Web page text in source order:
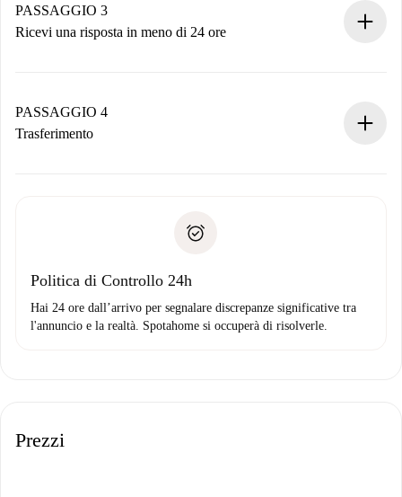
non accetta.
PASSAGGIO 3
Ricevi una risposta in meno di 24 ore
contatto con il proprietario.
Se rifiutata: non ti addebiteremo nulla e ti proporremo
Domiciliazione del pagamento
PASSAGGIO 4
Trasferimento
solo se non segnali problemi.
Politica di Controllo 24h
Hai 24 ore dall’arrivo per segnalare discrepanze significative tra
l'annuncio e la realtà. Spotahome si occuperà di risolverle.
Prezzi